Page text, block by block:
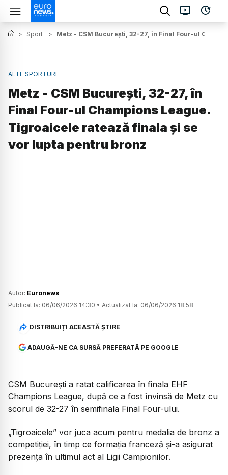
> Sport > Metz - CSM București, 32-27, în Final Four-ul
ALTE SPORTURI
Metz - CSM București, 32-27, în
Final Four-ul Champions League.
Tigroaicele ratează finala și se
vor lupta pentru bronz
Autor: Euronews
Publicat la: 06/06/2026 14:30 • Actualizat la: 06/06/2026 18:58
DISTRIBUIȚI ACEASTĂ ȘTIRE
ADAUGĂ-NE CA SURSĂ PREFERATĂ PE GOOGLE
CSM București a ratat calificarea în finala EHF
Champions League, după ce a fost învinsă de Metz cu
scorul de 32-27 în semifinala Final Four-ului.
„Tigroaicele” vor juca acum pentru medalia de bronz a
competiției, în timp ce formația franceză și-a asigurat
prezența în ultimul act al Ligii Campionilor.